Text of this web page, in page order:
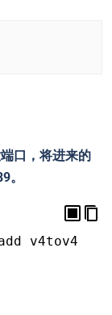
口，将进来的
。
v4tov4